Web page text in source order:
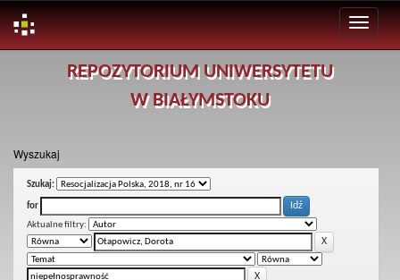
REPOZYTORIUM UNIWERSYTETU
W BIAŁYMSTOKU
Wyszukaj
Szukaj:
for
Aktualne filtry: